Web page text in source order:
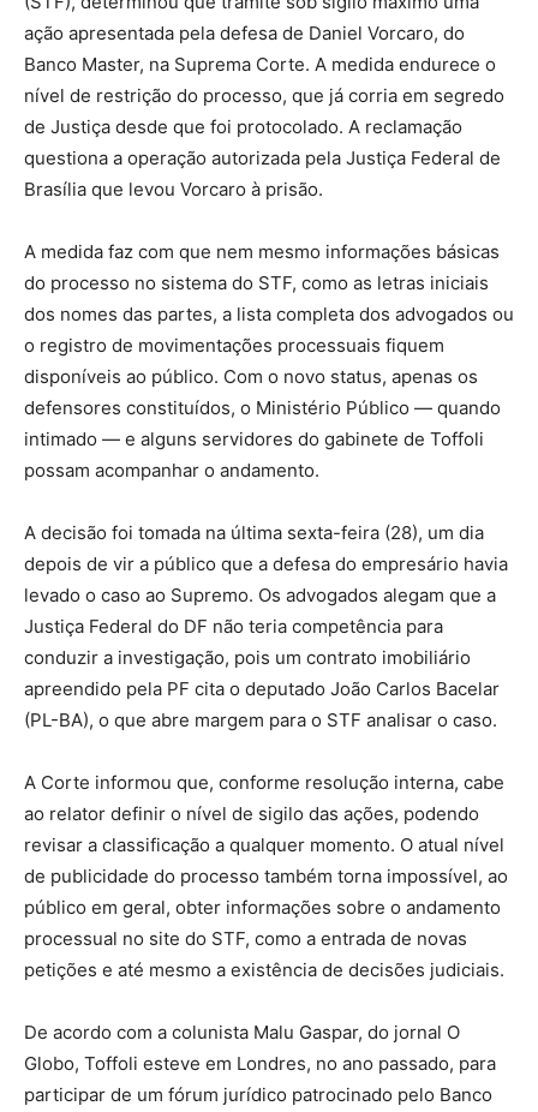
ação apresentada pela defesa de Daniel Vorcaro, do
Banco Master, na Suprema Corte. A medida endurece o
nível de restrição do processo, que já corria em segredo
de Justiça desde que foi protocolado. A reclamação
questiona a operação autorizada pela Justiça Federal de
Brasília que levou Vorcaro à prisão.
A medida faz com que nem mesmo informações básicas
do processo no sistema do STF, como as letras iniciais
dos nomes das partes, a lista completa dos advogados ou
o registro de movimentações processuais fiquem
disponíveis ao público. Com o novo status, apenas os
defensores constituídos, o Ministério Público — quando
intimado — e alguns servidores do gabinete de Toffoli
possam acompanhar o andamento.
A decisão foi tomada na última sexta-feira (28), um dia
depois de vir a público que a defesa do empresário havia
levado o caso ao Supremo. Os advogados alegam que a
Justiça Federal do DF não teria competência para
conduzir a investigação, pois um contrato imobiliário
apreendido pela PF cita o deputado João Carlos Bacelar
(PL-BA), o que abre margem para o STF analisar o caso.
A Corte informou que, conforme resolução interna, cabe
ao relator definir o nível de sigilo das ações, podendo
revisar a classificação a qualquer momento. O atual nível
de publicidade do processo também torna impossível, ao
público em geral, obter informações sobre o andamento
processual no site do STF, como a entrada de novas
petições e até mesmo a existência de decisões judiciais.
De acordo com a colunista Malu Gaspar, do jornal O
Globo, Toffoli esteve em Londres, no ano passado, para
participar de um fórum jurídico patrocinado pelo Banco